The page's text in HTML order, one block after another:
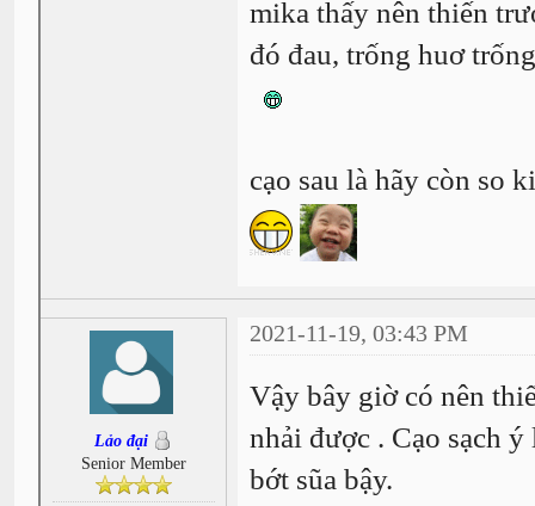
mika thấy nên thiến
đó đau, trống huơ
cạo sau là hãy còn so
Lảo đại
Senior Member
2021-11-19, 03:43 PM
Vậy bây giờ có nên
nhải được . Cạo sạch
bớt sũa bậy.